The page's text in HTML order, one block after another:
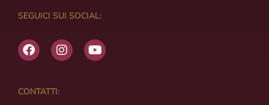
SEGUICI SUI SOCIAL:
F
a
b
I
n
Y
o
CONTATTI: